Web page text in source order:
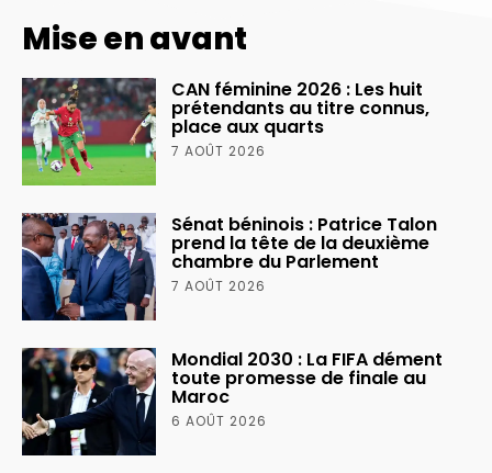
Mise en avant
CAN féminine 2026 : Les huit
prétendants au titre connus,
place aux quarts
7 AOÛT 2026
Sénat béninois : Patrice Talon
prend la tête de la deuxième
chambre du Parlement
7 AOÛT 2026
Mondial 2030 : La FIFA dément
toute promesse de finale au
Maroc
6 AOÛT 2026